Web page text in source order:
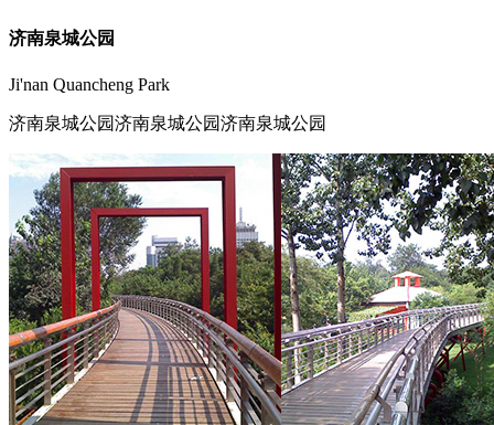
济南泉城公园
Ji'nan Quancheng Park
济南泉城公园济南泉城公园济南泉城公园